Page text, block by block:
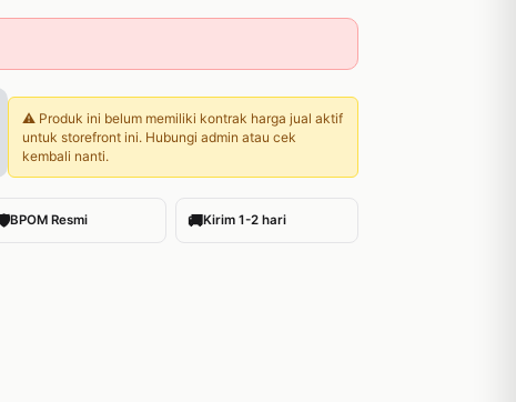
⚠️ Produk ini belum memiliki kontrak harga jual aktif
untuk storefront ini. Hubungi admin atau cek
kembali nanti.
BPOM Resmi 🚚Kirim 1-2 hari